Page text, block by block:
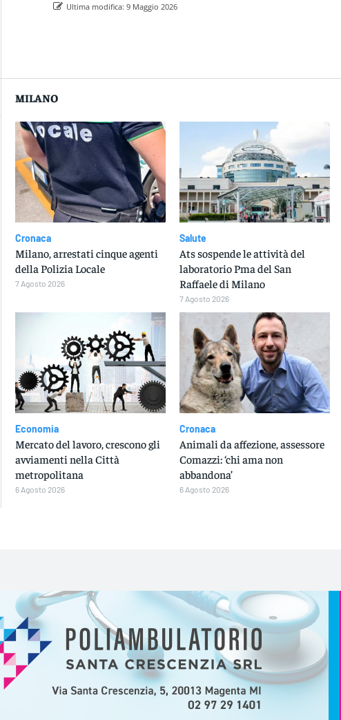
Ultima modifica: 9 Maggio 2026
MILANO
Cronaca
Milano, arrestati cinque agenti
della Polizia Locale
7 Agosto 2026
Salute
Ats sospende le attività del
laboratorio Pma del San
Raffaele di Milano
7 Agosto 2026
Economia
Mercato del lavoro, crescono gli
avviamenti nella Città
metropolitana
6 Agosto 2026
Cronaca
Animali da affezione, assessore
Comazzi: ‘chi ama non
abbandona’
6 Agosto 2026